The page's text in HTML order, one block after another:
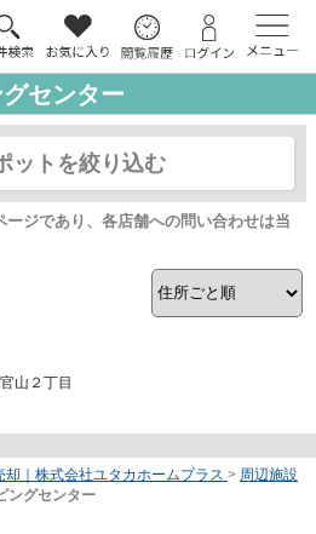
センター
ットを絞り込む
ジであり、各店舗への問い合わせは当
山２丁目
｜株式会社ユタカホームプラス > 周辺施設
ングセンター